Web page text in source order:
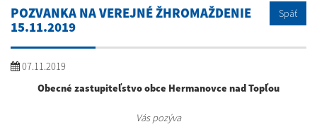
POZVANKA NA VEREJNÉ ŽHROMAŽDENIE
15.11.2019
Späť
07.11.2019
Obecné zastupiteľstvo obce Hermanovce nad Topľou
Vás pozýva